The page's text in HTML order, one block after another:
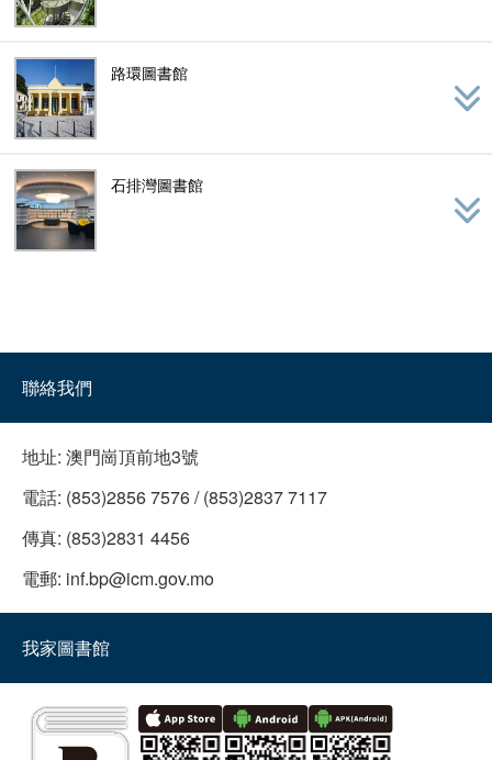
路環圖書館
石排灣圖書館
聯絡我們
地址: 澳門崗頂前地3號
電話: (853)2856 7576 / (853)2837 7117
傳真: (853)2831 4456
電郵: inf.bp@icm.gov.mo
我家圖書館